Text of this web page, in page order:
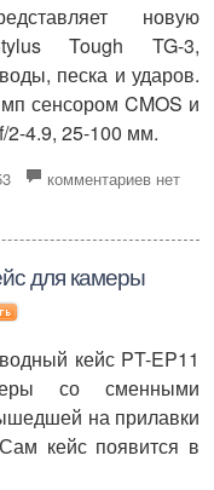
новую
Tough TG-3,
песка и ударов.
сенсором CMOS и
2-4.9, 25-100 мм.
комментариев нет
для камеры
кейс PT-EP11
со сменными
на прилавки
кейс появится в